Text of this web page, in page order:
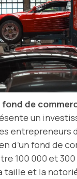
fond de
un
entrepreneurs
d’un fond de
100 000 et
taille et la